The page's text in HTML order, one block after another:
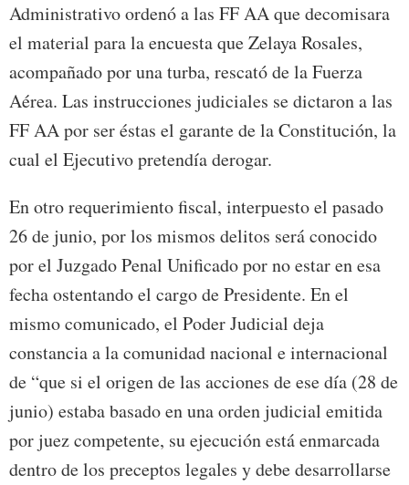
Administrativo ordenó a las FF AA que decomisara
el material para la encuesta que Zelaya Rosales,
acompañado por una turba, rescató de la Fuerza
Aérea. Las instrucciones judiciales se dictaron a las
FF AA por ser éstas el garante de la Constitución, la
cual el Ejecutivo pretendía derogar.
En otro requerimiento fiscal, interpuesto el pasado
26 de junio, por los mismos delitos será conocido
por el Juzgado Penal Unificado por no estar en esa
fecha ostentando el cargo de Presidente. En el
mismo comunicado, el Poder Judicial deja
constancia a la comunidad nacional e internacional
de “que si el origen de las acciones de ese día (28 de
junio) estaba basado en una orden judicial emitida
por juez competente, su ejecución está enmarcada
dentro de los preceptos legales y debe desarrollarse